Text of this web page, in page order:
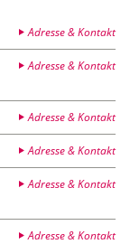
Adresse & Kontakt
Adresse & Kontakt
Adresse & Kontakt
Adresse & Kontakt
Adresse & Kontakt
Adresse & Kontakt